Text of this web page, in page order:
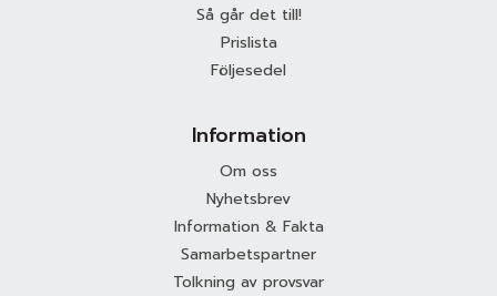
Så går det till!
Prislista
Följesedel
Information
Om oss
Nyhetsbrev
Information & Fakta
Samarbetspartner
Tolkning av provsvar